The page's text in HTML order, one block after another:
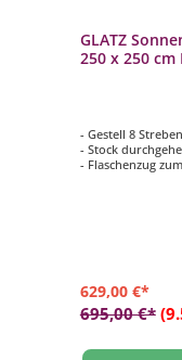
GLATZ
250 x 250
- Gestell 8
- Stock
- Flaschenzug
629,00 €*
695,00 €*